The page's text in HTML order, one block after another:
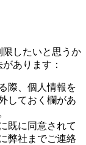
したいと思うか
あります：
際、個人情報を
しておく欄があ
既に同意されて
弊社までご連絡